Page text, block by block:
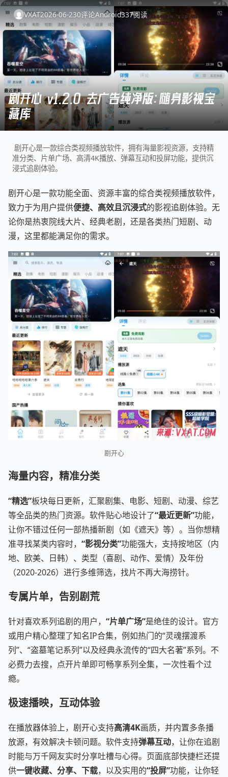
VXAT2026-06-230评论Android337阅读
剧开心 v1.2.0 去广告纯净版：随身影视宝
藏库
剧开心是一款综合类视频播放软件，拥有海量影视资源，支持精
准分类、片单广场、高清4K播放、弹幕互动和投屏功能，提供沉
浸式追剧体验。
剧开心是一款功能全面、资源丰富的综合类视频播放软件，
致力于为用户提供便捷、高效且沉浸式的影视追剧体验。无
论你是热衷院线大片、经典老剧，还是各类热门短剧、动
漫，这里都能满足你的需求。
剧开心
海量内容，精准分类
“精选”板块每日更新，汇聚剧集、电影、短剧、动漫、综艺
等全品类的热门资源。软件贴心地设计了“最近更新”功能，
让你不错过任何一部热播新剧（如《遮天》等）。当你想精
准寻找某类内容时， “影视分类”功能强大，支持按地区（内
地、欧美、日韩）、类型（喜剧、动作、爱情）及年份
（2020-2026）进行多维筛选，找片不再大海捞针。
专属片单，告别剧荒
针对喜欢系列追剧的用户， “片单广场”是绝佳的设计。官方
或用户精心整理了知名IP合集，例如热门的“灵魂摆渡系
列”、“盗墓笔记系列”以及经典永流传的“四大名著”系列。不
必费力去搜，点开片单即可畅享系列全集，一次性看个过
瘾。
极速播映，互动体验
在播放器体验上，剧开心支持高清4K画质，并内置多条播
放源，有效解决卡顿问题。软件支持弹幕互动，让你在追剧
时能与万千网友实时分享吐槽与心得。页面底部快捷栏还提
供一键收藏、分享、下载，以及实用的“投屏”功能，让你轻